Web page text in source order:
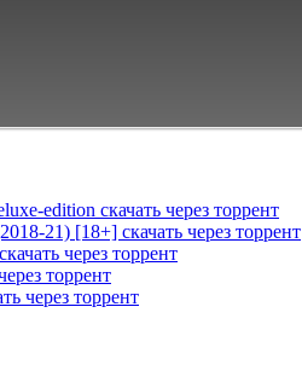
edition скачать через торрент
21) [18+] скачать через торрент
через торрент
торрент
через торрент